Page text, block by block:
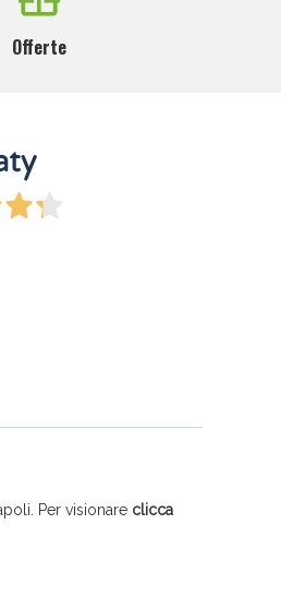
Offerte
Per visionare clicca